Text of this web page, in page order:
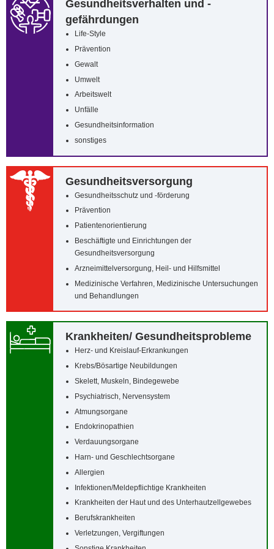
Gesundheitsverhalten und -
gefährdungen
Life-Style
Prävention
Gewalt
Umwelt
Arbeitswelt
Unfälle
Gesundheitsinformation
sonstiges
Gesundheitsversorgung
Gesundheitsschutz und -förderung
Prävention
Patientenorientierung
Beschäftigte und Einrichtungen der
Gesundheitsversorgung
Arzneimittelversorgung, Heil- und Hilfsmittel
Medizinische Verfahren, Medizinische Untersuchungen
und Behandlungen
Krankheiten/‌ Gesundheitsprobleme
Herz- und Kreislauf-Erkrankungen
Krebs/‌Bösartige Neubildungen
Skelett, Muskeln, Bindegewebe
Psychiatrisch, Nervensystem
Atmungsorgane
Endokrinopathien
Verdauungsorgane
Harn- und Geschlechtsorgane
Allergien
Infektionen/‌Meldepflichtige Krankheiten
Krankheiten der Haut und des Unterhautzellgewebes
Berufskrankheiten
Verletzungen, Vergiftungen